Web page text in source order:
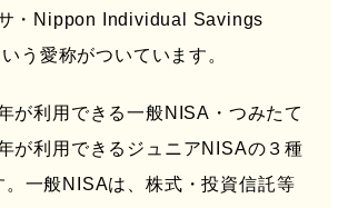
・Nippon Individual Savings
う愛称がついています。
が利用できる一般NISA・つみたて
が利用できるジュニアNISAの３種
。一般NISAは、株式・投資信託等